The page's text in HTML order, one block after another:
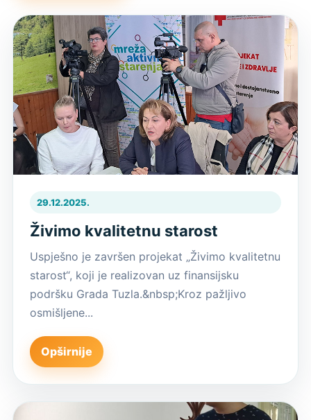
29.12.2025.
Živimo kvalitetnu starost
Uspješno je završen projekat „Živimo kvalitetnu
starost“, koji je realizovan uz finansijsku
podršku Grada Tuzla.&nbsp;Kroz pažljivo
osmišljene...
Opširnije